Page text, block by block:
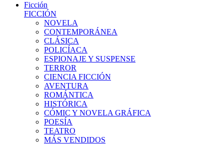
Ficción
FICCIÓN
NOVELA
CONTEMPORÁNEA
CLÁSICA
POLICÍACA
ESPIONAJE Y SUSPENSE
TERROR
CIENCIA FICCIÓN
AVENTURA
ROMÁNTICA
HISTÓRICA
CÓMIC Y NOVELA GRÁFICA
POESÍA
TEATRO
MÁS VENDIDOS